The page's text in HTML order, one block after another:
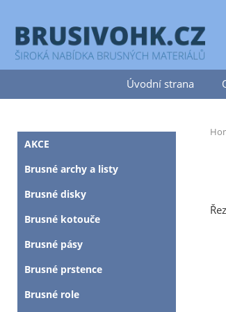
Úvodní strana
AKCE
Brusné archy a listy
Brusné disky
Brusné kotouče
Brusné pásy
Brusné prstence
Brusné role